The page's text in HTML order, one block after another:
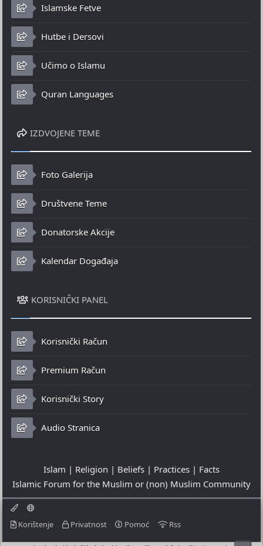
Islamske Fetve
Hutbe i Dersovi
Učimo o Islamu
Quran Languages
IZDVOJENE TEME
Foto Galerija
Društvene Teme
Donatorske Akcije
Kalendar Događaja
KORISNIČKI PANEL
Korisnički Račun
Premium Račun
Korisnički Story
Audio Stranica
Islam | Religion | Beliefs | Practices | Facts
Islamic Forum for the Muslim or (non) Muslim Community
Korištenje Privatnost Pomoć Rss